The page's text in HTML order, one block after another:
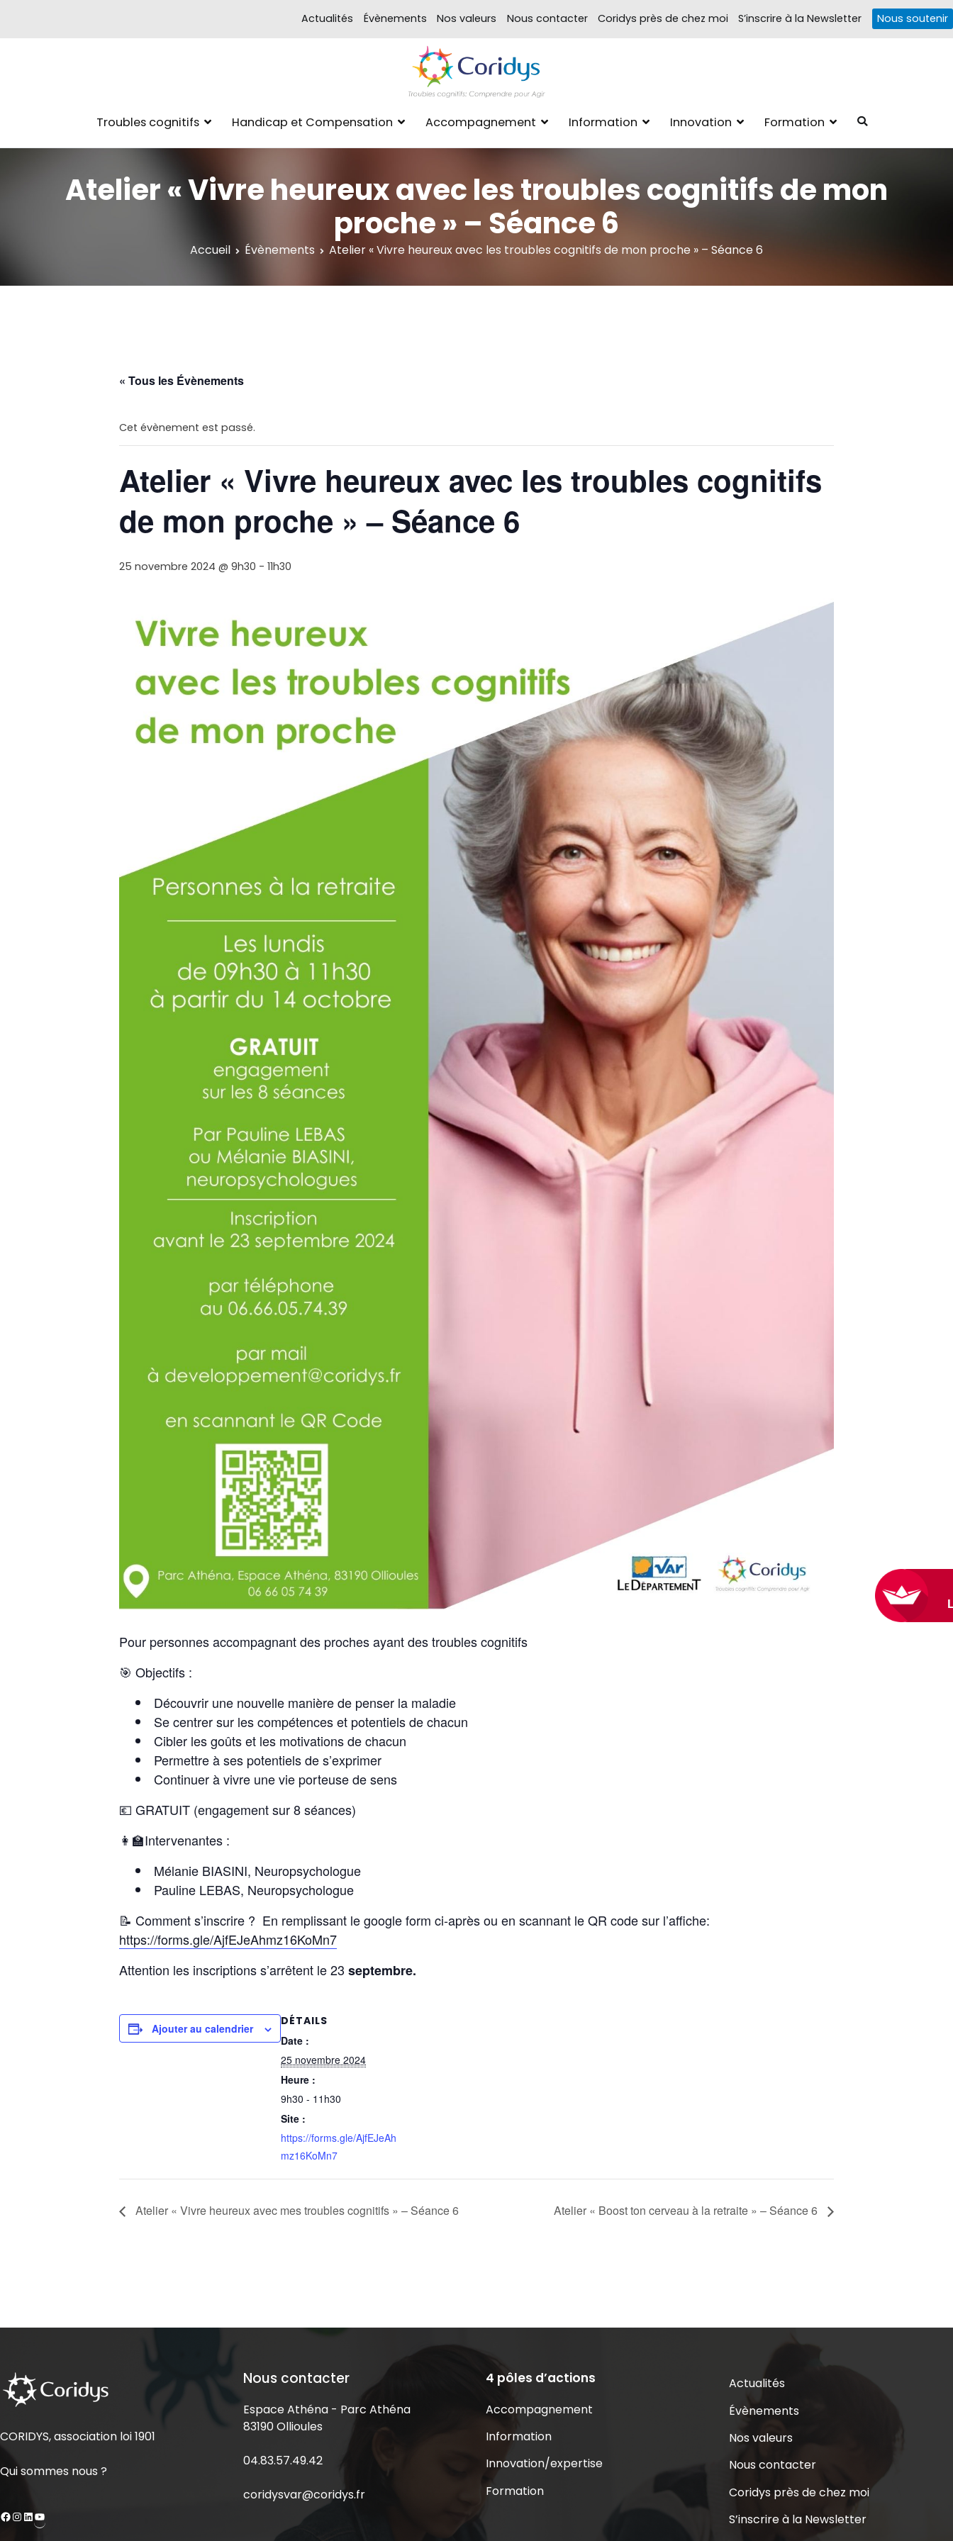
Actualités Évènements Nos valeurs Nous contacter Coridys près de chez moi S’inscrire à la Newsletter Nous soutenir
xpertise Formations autour des troubles cognitifs dys ou acquis
Troubles cognitifs Handicap et Compensation Accompagnement Information Innovation Formation
Atelier « Vivre heureux avec les troubles cognitifs de mon
proche » – Séance 6
Accueil Évènements Atelier « Vivre heureux avec les troubles cognitifs de mon proche » – Séance 6
« Tous les Évènements
Cet évènement est passé.
Atelier « Vivre heureux avec les troubles cognitifs
de mon proche » – Séance 6
25 novembre 2024 @ 9h30 - 11h30
Pour personnes accompagnant des proches ayant des troubles cognitifs
🎯 Objectifs :
Découvrir une nouvelle manière de penser la maladie
Se centrer sur les compétences et potentiels de chacun
Cibler les goûtset les motivations de chacun
Permettre à ses potentielsde s’exprimer
Continuer à vivre une vie porteuse de sens
💶 GRATUIT (engagement sur 8 séances)
👩‍🏫Intervenantes :
Mélanie BIASINI, Neuropsychologue
Pauline LEBAS, Neuropsychologue
📝 Comment s’inscrire ? En remplissant le google form ci-après ou en scannant le QR code sur l’affiche:
https://forms.gle/AjfEJeAhmz16KoMn7
Attention les inscriptions s’arrêtent le 23 septembre.
Ajouter au calendrier
DÉTAILS
Date :
25 novembre 2024
Heure :
9h30 - 11h30
Site :
https://forms.gle/AjfEJeAh
mz16KoMn7
Atelier « Vivre heureux avec mes troubles cognitifs » – Séance 6 Atelier « Boost ton cerveau à la retraite » – Séance 6
CORIDYS, association loi 1901
Qui sommes nous ?
Nous contacter
Espace Athéna - Parc Athéna
83190 Ollioules
04.83.57.49.42
coridysvar@coridys.fr
4 pôles d’actions
Accompagnement
Information
Innovation/expertise
Formation
Actualités
Évènements
Nos valeurs
Nous contacter
Coridys près de chez moi
S’inscrire à la Newsletter